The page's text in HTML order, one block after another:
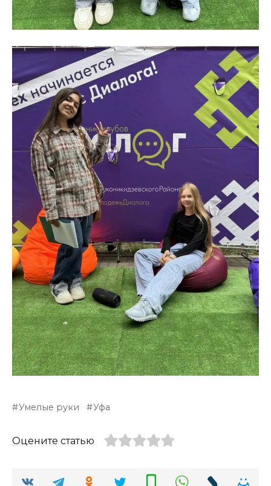
Умелые руки Уфа
Оцените статью